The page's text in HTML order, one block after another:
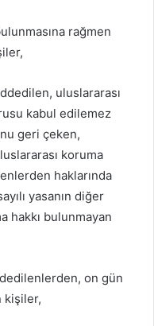
rağmen
uluslararası
kabul edilemez
geri çeken,
koruma
haklarında
yasanın diğer
hakkı bulunmayan
on gün
kişiler,